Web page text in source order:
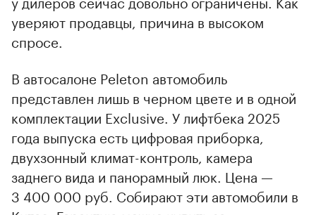
уверяют продавцы, причина в высоком
спросе.
В автосалоне Peleton автомобиль
представлен лишь в черном цвете и в одной
комплектации Exсlusive. У лифтбека 2025
года выпуска есть цифровая приборка,
двухзонный климат-контроль, камера
заднего вида и панорамный люк. Цена —
3 400 000 руб. Собирают эти автомобили в